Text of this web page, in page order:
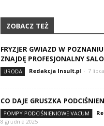
ZOBACZ TEŻ
FRYZJER GWIAZD W
ZNAJDĘ PROFESJONALNY
URODA Redakcja Insult.pl - 7
CO DAJE GRUSZKA
POMPY PODCIŚNIENIOWE VACUM
8 grudnia 2025